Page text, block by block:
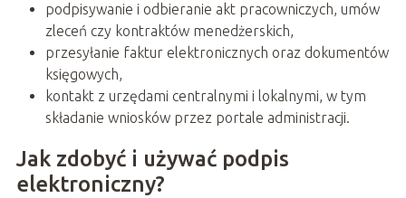
podpisywanie i odbieranie akt pracowniczych, umów
zleceń czy kontraktów menedżerskich,
przesyłanie faktur elektronicznych oraz dokumentów
księgowych,
kontakt z urzędami centralnymi i lokalnymi, w tym
składanie wniosków przez portale administracji.
Jak zdobyć i używać podpis
elektroniczny?